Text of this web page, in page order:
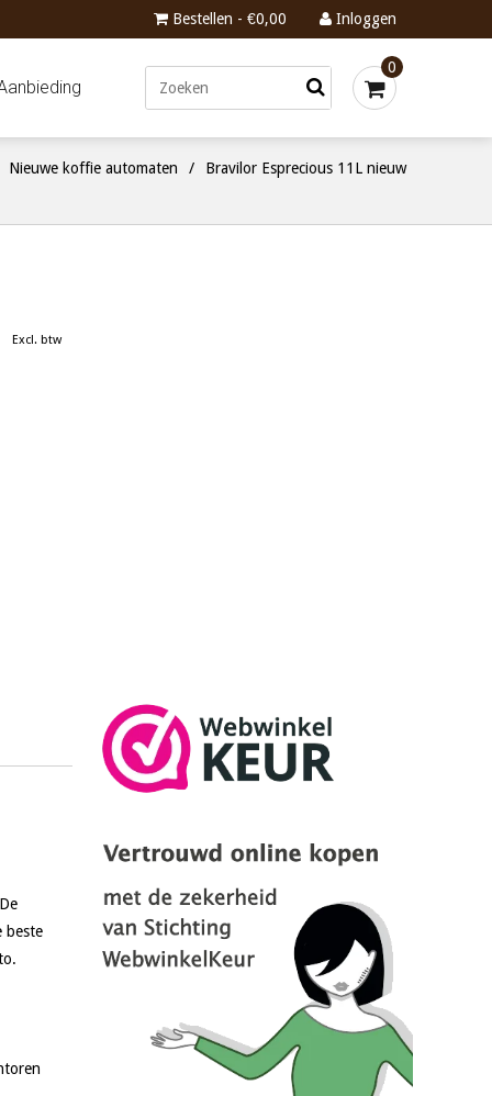
Bestellen - €0,00 Inloggen
0
Nieuwe koffie automaten / Bravilor Esprecious 11L nieuw
Excl. btw
beste